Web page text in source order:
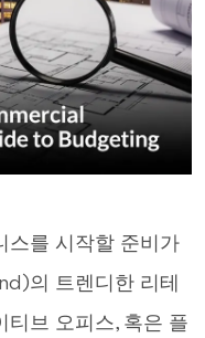
를 시작할 준비가
의 트렌디한 리테
티브 오피스, 혹은 플